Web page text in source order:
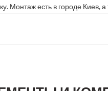
Монтаж есть в городе